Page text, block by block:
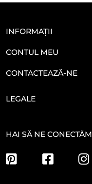
INFORMAȚII
CONTUL MEU
CONTACTEAZĂ-NE
LEGALE
HAI SĂ NE CONECTĂM